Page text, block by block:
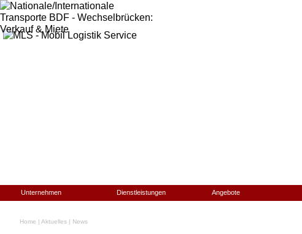
Unternehmen Dienstleistungen Angebote
Home | Aktuelles | News